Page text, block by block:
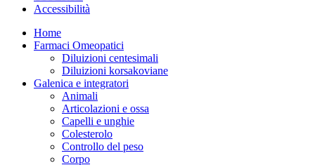
Accessibilità
Home
Farmaci Omeopatici
Diluizioni centesimali
Diluizioni korsakoviane
Galenica e integratori
Animali
Articolazioni e ossa
Capelli e unghie
Colesterolo
Controllo del peso
Corpo